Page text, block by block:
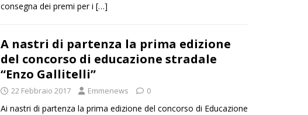
consegna dei premi per i […]
A nastri di partenza la prima edizione
del concorso di educazione stradale
“Enzo Gallitelli”
22 Febbraio 2017 Emmenews 0
Ai nastri di partenza la prima edizione del concorso di Educazione